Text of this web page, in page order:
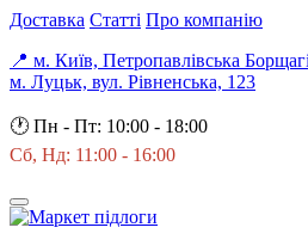
Доставка Статті Про компанію
📍 м. Київ, Петропавлівська
м. Луцьк, вул. Рівненська, 123
🕐 Пн - Пт: 10:00 - 18:00
Сб, Нд: 11:00 - 16:00